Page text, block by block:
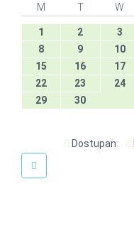
M T W
1 2 3
8
9 10
15
16 17
22
23 24
29
30
Dostupan